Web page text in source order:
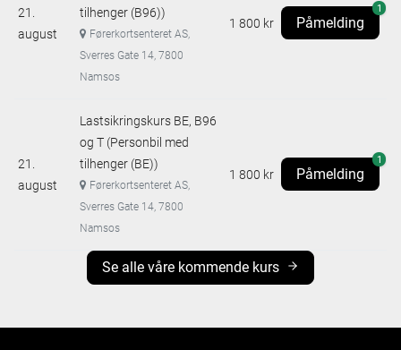
21.
august
tilhenger (B96))
Førerkortsenteret AS,
Sverres Gate 14, 7800
Namsos
1 800 kr Påmelding
1
21.
august
Lastsikringskurs BE, B96
og T (Personbil med
tilhenger (BE))
Førerkortsenteret AS,
Sverres Gate 14, 7800
Namsos
1 800 kr Påmelding
1
Se alle våre kommende kurs